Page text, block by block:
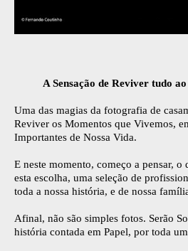
A Sensação de Reviver tudo
Uma das magias da fotografia de
Reviver os Momentos que Vivemos,
Importantes de Nossa Vida.
E neste momento, começo a pensar, o
esta escolha, uma seleção de
toda a nossa história, e de nossa
Afinal, não são simples fotos. Serão
história contada em Papel, por toda